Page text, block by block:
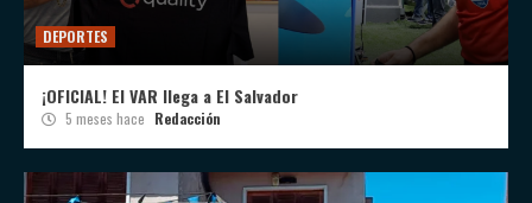
DEPORTES
¡OFICIAL! El VAR llega a El Salvador
5 meses hace Redacción